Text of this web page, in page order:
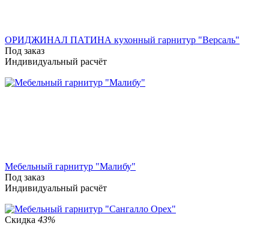
ОРИДЖИНАЛ ПАТИНА кухонный гарнитур "Версаль"
Под заказ
Индивидуальный расчёт
Мебельный гарнитур "Малибу"
Под заказ
Индивидуальный расчёт
Скидка 43%